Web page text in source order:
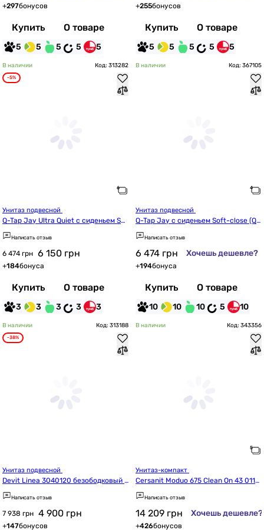
+297бонусов
Купить О товаре
5 5 5 5 5
+255бонусов
Купить О товаре
5 5 5 5 5
В наличии Код: 313282
-5%
Q-Tap Jay Ultra Quiet с сиденьем Sof
t-close QT07335177W
Написать отзыв
6 474 грн 6 150 грн
+184бонуса
Купить О товаре
3 3 3 3 3
В наличии Код: 367105
Q-Tap Jay с сиденьем Soft-close (QT
07335175W)
Написать отзыв
6 474 грн Хочешь дешевле?
+194бонуса
Купить О товаре
10 10 10 5 10
В наличии Код: 313188
-38%
Devit Linea 3040120 безободковый с
сиденьем soft-close
Написать отзыв
7 938 грн 4 900 грн
+147бонусов
В наличии Код: 343356
Cersanit Moduo 675 Clean On 43 011
(K116-037/CCKZ1014551894)
Написать отзыв
14 209 грн Хочешь дешевле?
+426бонусов